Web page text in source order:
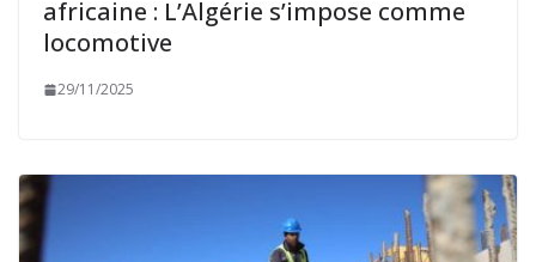
africaine : L’Algérie s’impose comme
locomotive
29/11/2025